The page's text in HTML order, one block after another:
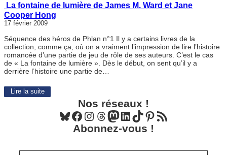
La fontaine de lumière de James M. Ward et Jane
Cooper Hong
17 février 2009
Séquence des héros de Phlan n°1 Il y a certains livres de la
collection, comme ça, où on a vraiment l’impression de lire l’histoire
romancée d’une partie de jeu de rôle de ses auteurs. C’est le cas
de « La fontaine de lumière ». Dès le début, on sent qu’il y a
derrière l’histoire une partie de…
Lire la suite
Nos réseaux !
Bluesky Facebook Instagram Threads Mastodon LinkedIn TikTok Pinterest Flux RSS
Abonnez-vous !